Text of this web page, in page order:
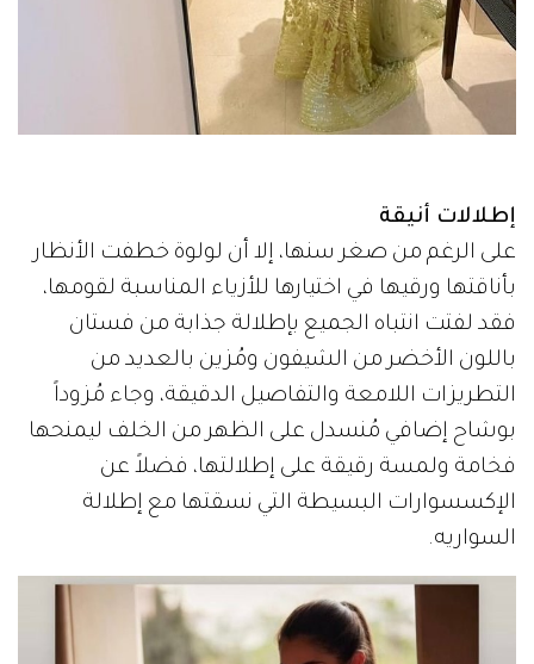
إطلالات أنيقة
على الرغم من صغر سنها، إلا أن لولوة خطفت الأنظار
بأناقتها ورقيها في اختيارها للأزياء المناسبة لقومها،
فقد لفتت انتباه الجميع بإطلالة جذابة من فستان
باللون الأخضر من الشيفون ومُزين بالعديد من
التطريزات اللامعة والتفاصيل الدقيقة، وجاء مُزوداً
بوشاح إضافي مُنسدل على الظهر من الخلف ليمنحها
فخامة ولمسة رقيقة على إطلالتها، فضلاً عن
الإكسسوارات البسيطة التي نسقتها مع إطلالة
السواريه.